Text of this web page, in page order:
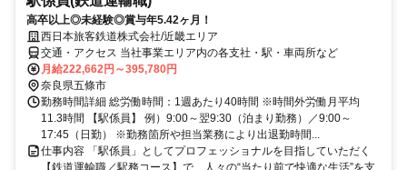
高卒以上◎未経験◎賞与年5.42ヶ月！
西日本旅客鉄道株式会社/近畿エリア
交通・アクセス 当社事業エリア内の各支社・駅・車両所など
月給222,662円～395,780円
奈良県五條市
勤務時間詳細 総労働時間：1週あたり40時間 ※時間外労働月平均
11.3時間 【駅係員】 例）9:00～翌9:30（泊まり勤務）／9:00～
17:45（日勤） ※勤務箇所や担当業務により出退勤時間...
仕事内容 「駅係員」としてプロフェッショナルを目指していただく
【鉄道運輸職／駅務コース】で、人々の“当たり前で快適な生活”を支